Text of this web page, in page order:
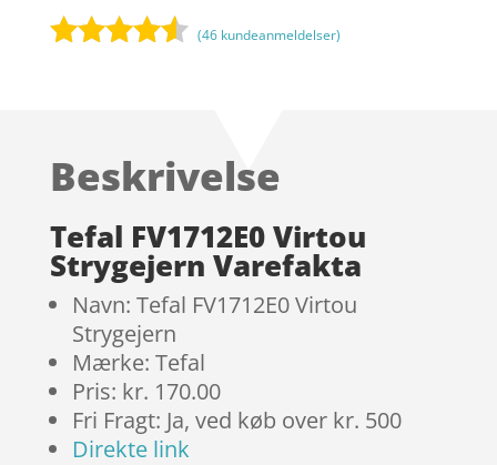
på
mmelser
(46 kundeanmeldelser)
Beskrivelse
Tefal FV1712E0 Virtou
Strygejern Varefakta
Navn: Tefal FV1712E0 Virtou
Strygejern
Mærke: Tefal
Pris: kr. 170.00
Fri Fragt: Ja, ved køb over kr. 500
Direkte link